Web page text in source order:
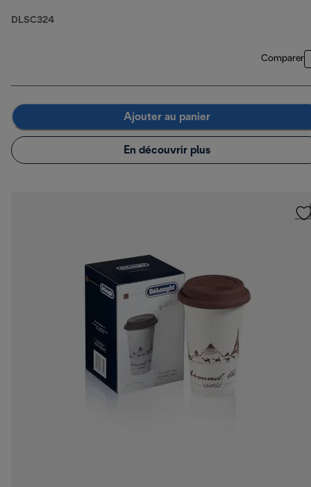
DLSC324
Comparer
Ajouter au panier
En découvrir plus